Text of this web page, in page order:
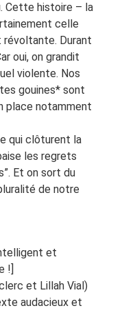
Cette histoire – la
celle
révoltante. Durant
oui, on grandit
violente. Nos
gouines* sont
place notamment
qui clôturent la
les regrets
Et on sort du
de notre
et
!]
et Lillah Vial)
audacieux et